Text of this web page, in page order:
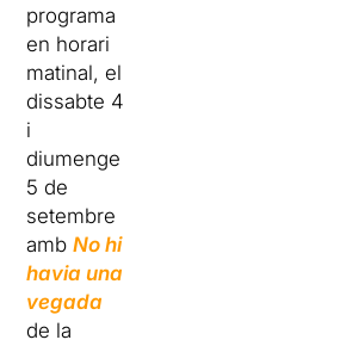
programa
en horari
matinal, el
dissabte 4
i
diumenge
5 de
setembre
ambNo hi
havia una
vegada
de la